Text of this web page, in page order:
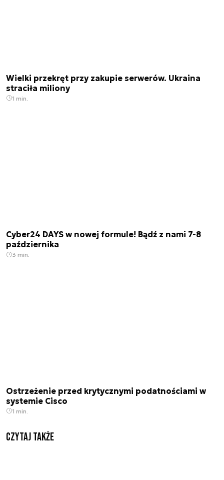
Wielki przekręt przy zakupie serwerów. Ukraina
straciła miliony
1 min.
Cyber24 DAYS w nowej formule! Bądź z nami 7-8
października
3 min.
Ostrzeżenie przed krytycznymi podatnościami w
systemie Cisco
1 min.
Czytaj także